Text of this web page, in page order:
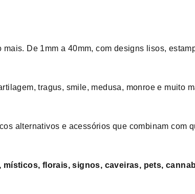
De 1mm a 40mm, com designs lisos,
tragus, smile, medusa, monroe e muito
alternativos e acessórios que combinam com
místicos, florais, signos, caveiras, pets,